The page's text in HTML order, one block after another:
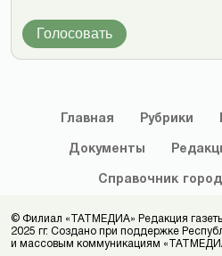
Голосовать
Главная Рубрики
Документы
Справочник
© Филиал «ТАТМЕДИА» Редакция
2025 гг. Создано при поддержке
и массовым коммуникациям